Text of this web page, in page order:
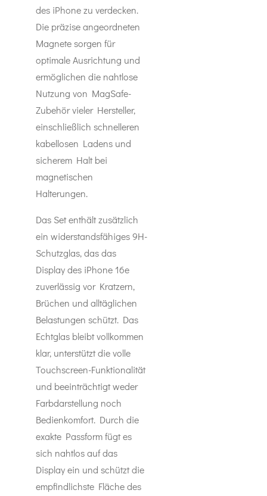
des iPhone zu verdecken.
Die präzise angeordneten
Magnete sorgen für
optimale Ausrichtung und
ermöglichen die nahtlose
Nutzung von MagSafe-
Zubehör vieler Hersteller,
einschließlich schnelleren
kabellosen Ladens und
sicherem Halt bei
magnetischen
Halterungen.
Das Set enthält zusätzlich
ein widerstandsfähiges 9H-
Schutzglas, das das
Display des iPhone 16e
zuverlässig vor Kratzern,
Brüchen und alltäglichen
Belastungen schützt. Das
Echtglas bleibt vollkommen
klar, unterstützt die volle
Touchscreen-Funktionalität
und beeinträchtigt weder
Farbdarstellung noch
Bedienkomfort. Durch die
exakte Passform fügt es
sich nahtlos auf das
Display ein und schützt die
empfindlichste Fläche des